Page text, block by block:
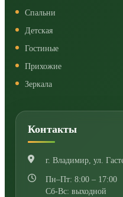
Спальни
Детская
Гостиные
Прихожие
Зеркала
Контакты
г. Владимир, ул.
Пн–Пт: 8:00 – 17:00
Сб-Вс: выходной